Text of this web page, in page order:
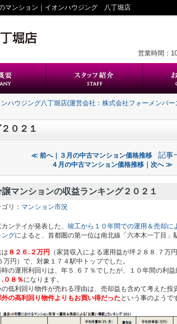
マンション｜イオンハウジング 八丁堀店
営業時間：
ンハウジング八丁堀店(運営会社：株式会社フォーメンバ
０２１
≪ 前へ｜３月の中古マンション価格推移 記事
４月の中古マンション価格推移｜次へ ≫
譲マンションの収益ランキング２０２１
リ： マンション市況
ンテイが発表した、 竣工から１０年間での運用＆売却に
ングによると、首都圏の第一位は南北線「六本木一丁目」
は ８２６.２万円
（家賃収入による運用益が坪２８８.７万
万円）で、対象１７４駅中トップでした。
時の運用利回りは、年５.６７％でしたが、１０年間の利益
.０８％になります。
の低利回り物件が売れる理由は、売却益も含めて考えた投
外の高利回り物件よりもお買い得だったという事のようで